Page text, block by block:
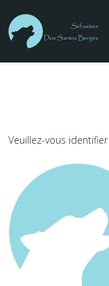
Veuillez-vous